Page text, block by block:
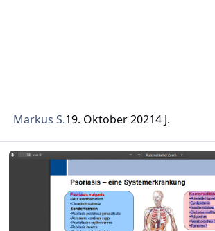
Markus S.19. Oktober 20214 J.
Neuro-immunologische Querbeziehung